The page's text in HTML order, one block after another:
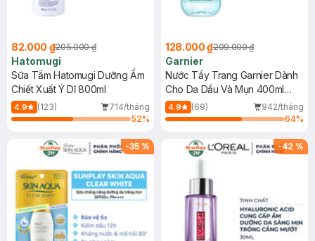
82.000 ₫205.000 ₫
Hatomugi
Sữa Tắm Hatomugi Dưỡng Ẩm
Chiết Xuất Ý Dĩ 800ml
4.9 (123)
714/tháng
52%
128.000 ₫209.000 ₫
Garnier
Nước Tẩy Trang Garnier Dành
Cho Da Dầu Và Mụn 400ml
(Mới)
4.9 (69)
942/tháng
64%
-35 % -42 %